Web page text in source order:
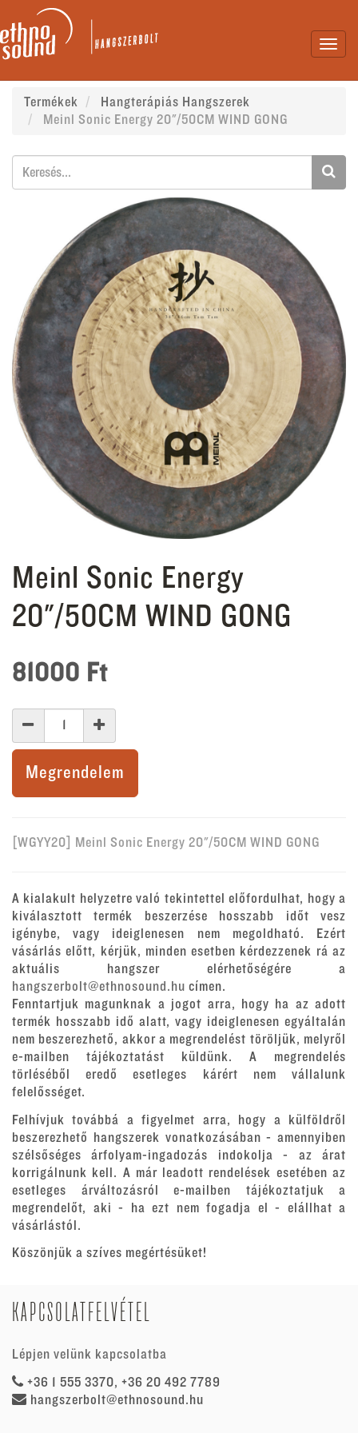
Termékek
Hangterápiás Hangszerek
Meinl Sonic Energy 20"/50CM WIND GONG
Meinl Sonic Energy
20"/50CM WIND GONG
81000 Ft
Megrendelem
[WGYY20] Meinl Sonic Energy 20"/50CM WIND GONG
A kialakult helyzetre való tekintettel előfordulhat, hogy a
kiválasztott termék beszerzése hosszabb időt vesz
igénybe, vagy ideiglenesen nem megoldható. Ezért
vásárlás előtt, kérjük, minden esetben kérdezzenek rá az
aktuális hangszer elérhetőségére a
hangszerbolt@ethnosound.hu címen.
Fenntartjuk magunknak a jogot arra, hogy ha az adott
termék hosszabb idő alatt, vagy ideiglenesen egyáltalán
nem beszerezhető, akkor a megrendelést töröljük, melyről
e-mailben tájékoztatást küldünk. A megrendelés
törléséből eredő esetleges kárért nem vállalunk
felelősséget.
Felhívjuk továbbá a figyelmet arra, hogy a külföldről
beszerezhető hangszerek vonatkozásában - amennyiben
szélsőséges árfolyam-ingadozás indokolja - az árat
korrigálnunk kell. A már leadott rendelések esetében az
esetleges árváltozásról e-mailben tájékoztatjuk a
megrendelőt, aki - ha ezt nem fogadja el - elállhat a
vásárlástól.
Köszönjük a szíves megértésüket!
KAPCSOLATFELVÉTEL
Lépjen velünk kapcsolatba
+36 1 555 3370, +36 20 492 7789
hangszerbolt@ethnosound.hu